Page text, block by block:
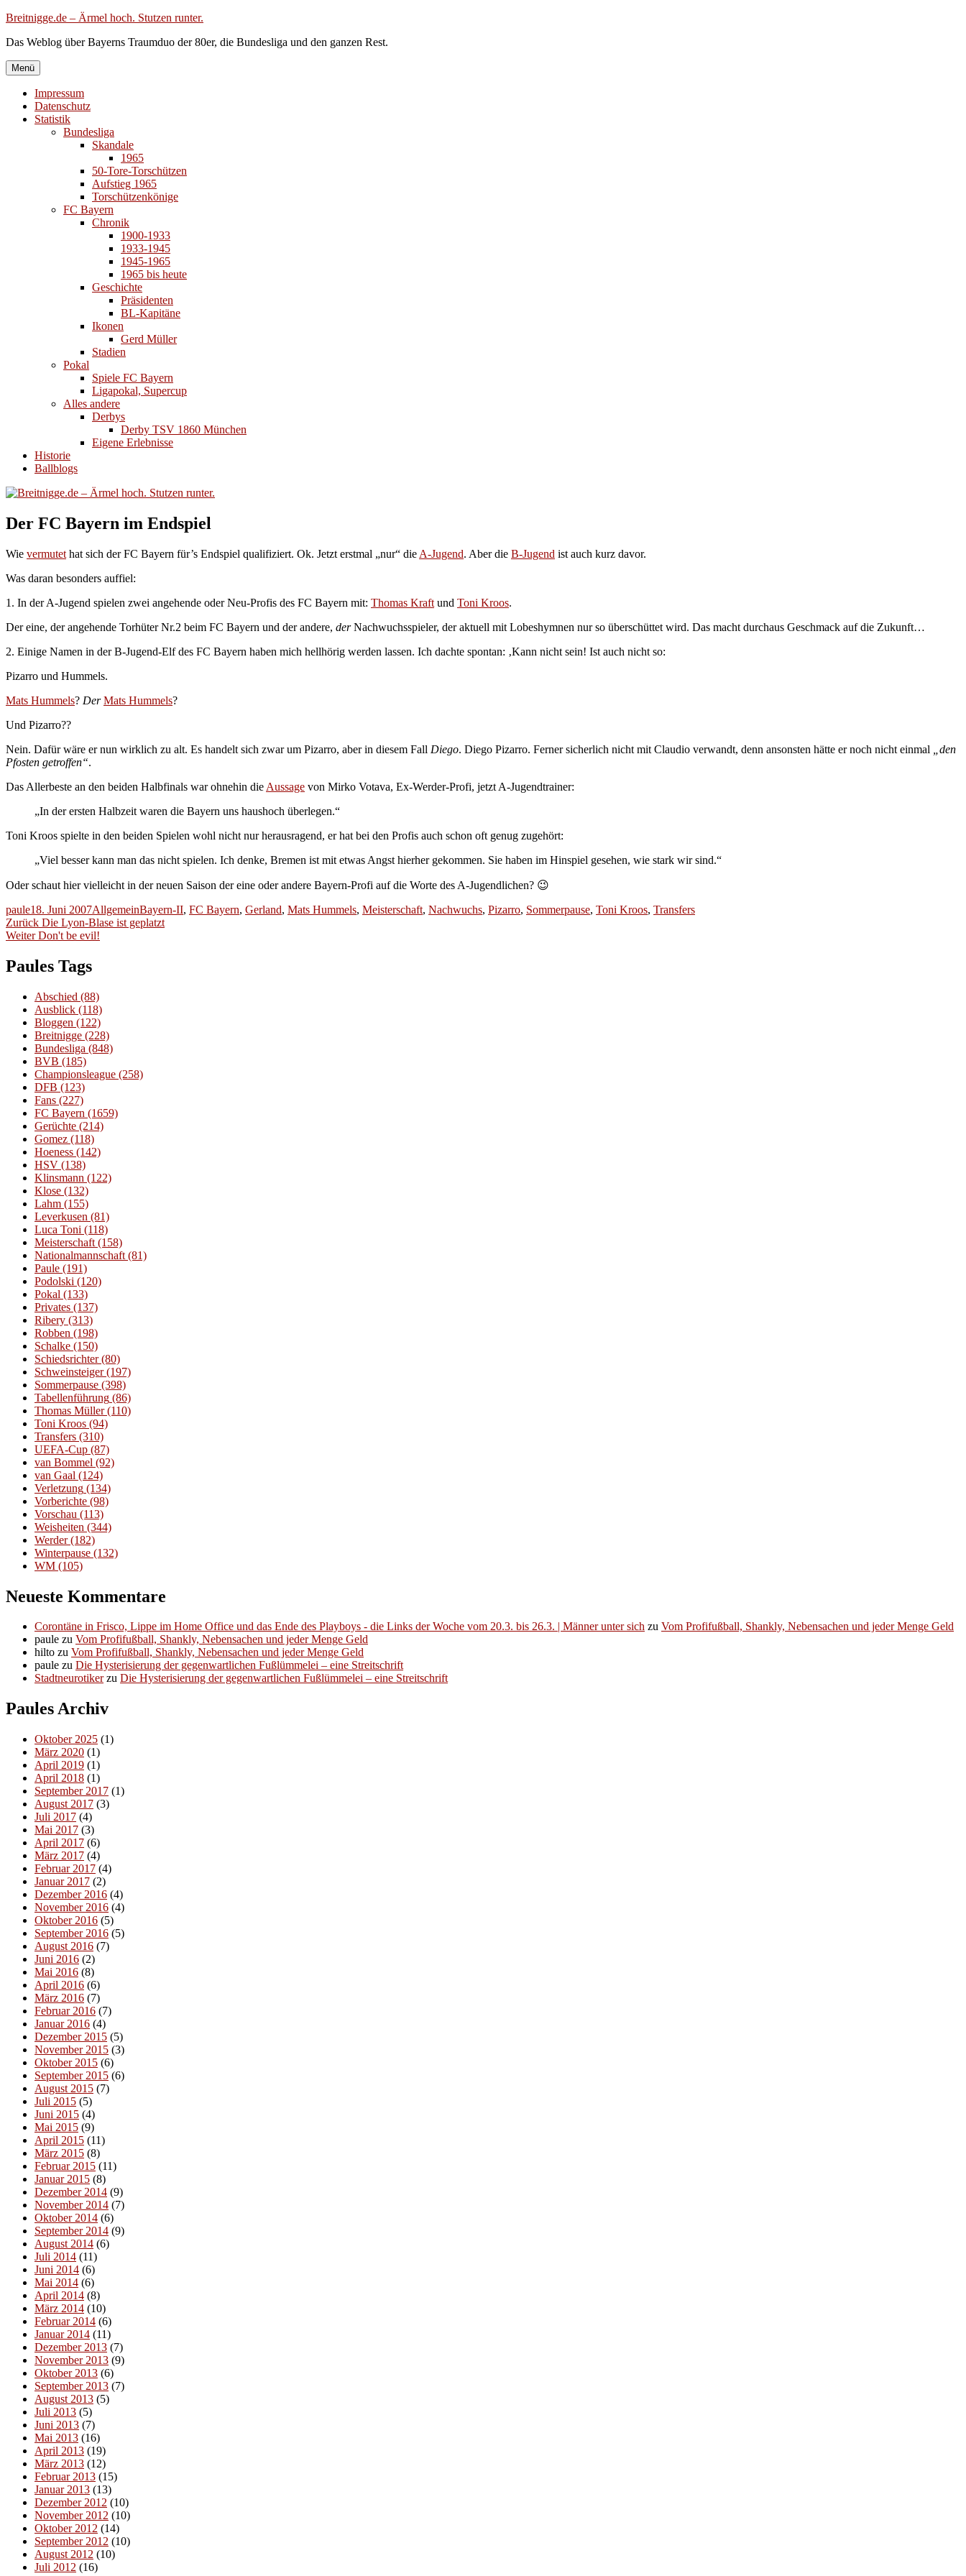
Zum
springen
Breitnigge.de – Ärmel hoch. Stutzen runter.
Das Weblog über Bayerns Traumduo der 80er, die Bundesliga und den ganzen Rest.
Menü
Impressum
Datenschutz
Statistik
Bundesliga
Skandale
1965
50-Tore-Torschützen
Aufstieg 1965
Torschützenkönige
FC Bayern
Chronik
1900-1933
1933-1945
1945-1965
1965 bis heute
Geschichte
Präsidenten
BL-Kapitäne
Ikonen
Gerd Müller
Stadien
Pokal
Spiele FC Bayern
Ligapokal, Supercup
Alles andere
Derbys
Derby TSV 1860 München
Eigene Erlebnisse
Historie
Ballblogs
Der FC Bayern im Endspiel
Wie vermutet hat sich der FC Bayern für’s Endspiel qualifiziert. Ok. Jetzt erstmal „nur“ die A-Jugend. Aber die B-Jugend ist auch kurz davor.
Was daran besonders auffiel:
1. In der A-Jugend spielen zwei angehende oder Neu-Profis des FC Bayern mit: Thomas Kraft und Toni Kroos.
Der eine, der angehende Torhüter Nr.2 beim FC Bayern und der andere, derNachwuchsspieler, der aktuell mit Lobeshymnen nur so überschüttet wird. Das macht durchaus Geschmack auf die Zukunft…
2. Einige Namen in der B-Jugend-Elf des FC Bayern haben mich hellhörig werden lassen. Ich dachte spontan: ‚Kann nicht sein! Ist auch nicht so:
Pizarro und Hummels.
Mats Hummels? Der Mats Hummels?
Und Pizarro??
Nein. Dafür wäre er nun wirklich zu alt. Es handelt sich zwar um Pizarro, aber in diesem Fall Diego. Diego Pizarro. Ferner sicherlich nicht mit Claudio verwandt, denn ansonsten hätte er noch nicht einmal
„den
Pfosten getroffen“.
Das Allerbeste an den beiden Halbfinals war ohnehin die Aussage von Mirko Votava, Ex-Werder-Profi, jetzt A-Jugendtrainer:
„In der ersten Halbzeit waren die Bayern uns haushoch überlegen.“
Toni Kroos spielte in den beiden Spielen wohl nicht nur herausragend, er hat bei den Profis auch schon oft genug zugehört:
„Viel besser kann man das nicht spielen. Ich denke, Bremen ist mit etwas Angst hierher gekommen. Sie haben im Hinspiel gesehen, wie stark wir sind.“
Oder schaut hier vielleicht in der neuen Saison der eine oder andere Bayern-Profi auf die Worte des A-Jugendlichen? 😉
Autor
pauleVeröffentlicht
am
18. Juni 2007Kategorien
AllgemeinSchlagwörter
Bayern-II, FC Bayern, Gerland, Mats Hummels, Meisterschaft, Nachwuchs, Pizarro, Sommerpause, Toni Kroos, Transfers
Beitragsnavigation
Zurück Vorheriger
Beitrag:
Die Lyon-Blase ist geplatzt
Weiter Nächster
Don't be evil!
Paules Tags
Abschied (88)
Ausblick (118)
Bloggen (122)
Breitnigge (228)
Bundesliga (848)
BVB (185)
Championsleague (258)
DFB (123)
Fans (227)
FC Bayern (1659)
Gerüchte (214)
Gomez (118)
Hoeness (142)
HSV (138)
Klinsmann (122)
Klose (132)
Lahm (155)
Leverkusen (81)
Luca Toni (118)
Meisterschaft (158)
Nationalmannschaft (81)
Paule (191)
Podolski (120)
Pokal (133)
Privates (137)
Ribery (313)
Robben (198)
Schalke (150)
Schiedsrichter(80)
Schweinsteiger(197)
Sommerpause (398)
Tabellenführung (86)
Thomas Müller(110)
Toni Kroos (94)
Transfers (310)
UEFA-Cup (87)
van Bommel (92)
van Gaal (124)
Verletzung (134)
Vorberichte (98)
Vorschau (113)
Weisheiten (344)
Werder(182)
Winterpause (132)
WM (105)
Neueste Kommentare
Corontäne in Frisco, Lippe im Home Office und das Ende des Playboys - die Links der Woche vom 20.3. bis 26.3. | Männer unter sich zu Vom Profifußball, Shankly, Nebensachen und jeder Menge Geld
paule zu Vom Profifußball, Shankly, Nebensachen und jeder Menge Geld
hilto zu Vom Profifußball, Shankly, Nebensachen und jeder Menge Geld
paule zu Die Hysterisierung der gegenwartlichen Fußlümmelei – eine Streitschrift
Stadtneurotikerzu Die Hysterisierung der gegenwartlichen Fußlümmelei – eine Streitschrift
Paules Archiv
Oktober 2025 (1)
März 2020 (1)
April 2019 (1)
April 2018 (1)
September 2017 (1)
August 2017 (3)
Juli 2017 (4)
Mai 2017 (3)
April 2017 (6)
März 2017 (4)
Februar 2017 (4)
Januar 2017 (2)
Dezember 2016 (4)
November 2016 (4)
Oktober 2016 (5)
September 2016 (5)
August 2016 (7)
Juni 2016 (2)
Mai 2016 (8)
April 2016 (6)
März 2016 (7)
Februar 2016 (7)
Januar 2016 (4)
Dezember 2015 (5)
November 2015 (3)
Oktober 2015 (6)
September 2015 (6)
August 2015 (7)
Juli 2015 (5)
Juni 2015 (4)
Mai 2015 (9)
April 2015 (11)
März 2015 (8)
Februar 2015 (11)
Januar 2015 (8)
Dezember 2014 (9)
November 2014 (7)
Oktober 2014 (6)
September 2014 (9)
August 2014 (6)
Juli 2014 (11)
Juni 2014 (6)
Mai 2014 (6)
April 2014 (8)
März 2014 (10)
Februar 2014 (6)
Januar 2014 (11)
Dezember 2013 (7)
November 2013 (9)
Oktober 2013 (6)
September 2013 (7)
August 2013 (5)
Juli 2013 (5)
Juni 2013 (7)
Mai 2013 (16)
April 2013 (19)
März 2013 (12)
Februar 2013 (15)
Januar 2013 (13)
Dezember 2012 (10)
November 2012 (10)
Oktober 2012 (14)
September 2012 (10)
August 2012 (10)
Juli 2012 (16)